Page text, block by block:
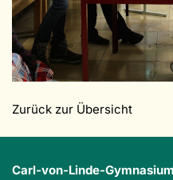
Zurück zur Übersicht
Carl-von-Linde-